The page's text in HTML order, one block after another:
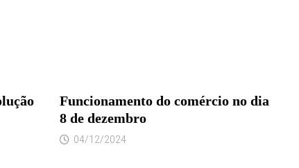
Funcionamento do comércio no dia
8 de dezembro
04/12/2024